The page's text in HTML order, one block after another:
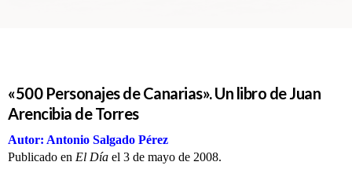
«500 Personajes de Canarias». Un libro de Juan
Arencibia de Torres
Autor: Antonio Salgado Pérez
Publicado en El Día el 3 de mayo de 2008.